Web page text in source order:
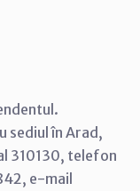
sediul în Arad,
310130, telefon
e-mail